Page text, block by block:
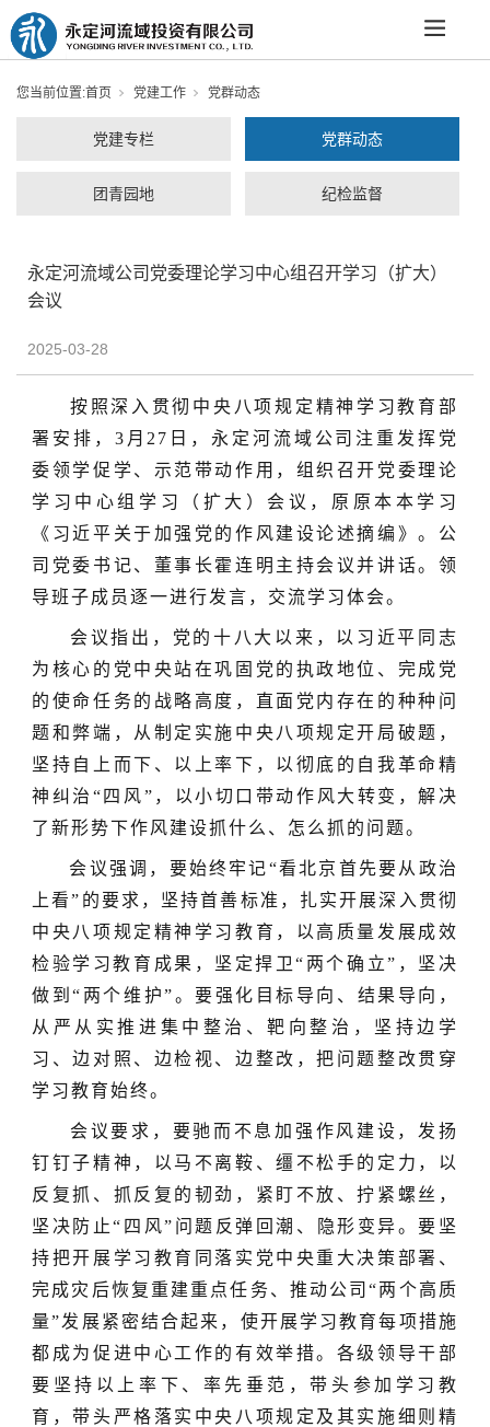
您当前位置:首页 党建工作 党群动态
党建专栏 党群动态
团青园地 纪检监督
永定河流域公司党委理论学习中心组召开学习（扩大）
会议
2025-03-28
按照深入贯彻中央八项规定精神学习教育部
署安排， 3月27日，永定河流域公司注重发挥党
委领学促学、示范带动作用，组织召开党委理论
学习中心组学习（扩大）会议， 原原本本学习
《习近平关于加强党的作风建设论述摘编》。公
司党委书记、董事长霍连明主持会议并讲话。领
导班子成员逐一进行发言，交流学习体会。
会议指出， 党的十八大以来，以习近平同志
为核心的党中央站在巩固党的执政地位、完成党
的使命任务的战略高度，直面党内存在的种种问
题和弊端，从制定实施中央八项规定开局破题，
坚持自上而下、以上率下，以彻底的自我革命精
神纠治 “四风”，以小切口带动作风大转变，解决
了新形势下作风建设抓什么、怎么抓的问题。
会议强调，要始终牢记“看北京首先要从政治
上看”的要求，坚持首善标准，扎实开展深入贯彻
中央八项规定精神学习教育，以高质量发展成效
检验学习教育成果，坚定捍卫“两个确立”，坚决
做到“两个维护”。要强化目标导向、结果导向，
从严从实推进集中整治、靶向整治，坚持边学
习、边对照、边检视、边整改，把问题整改贯穿
学习教育始终。
会议要求， 要驰而不息加强作风建设， 发扬
钉钉子精神，以马不离鞍、缰不松手的定力，以
反复抓、抓反复的韧劲，紧盯不放、拧紧螺丝，
坚决防止“四风”问题反弹回潮 、
隐形变异。要坚
持把开展学习教育同落实党中央重大决策部署、
完成灾后恢复重建重点任务、推动公司“两个高质
量”发展紧密结合起来，使开展学习教育每项措施
都成为促进中心工作的有效举措。 各级领导干部
要坚持以上率下、率先垂范，带头参加学习教
育，带头严格落实中央八项规定及其实施细则精